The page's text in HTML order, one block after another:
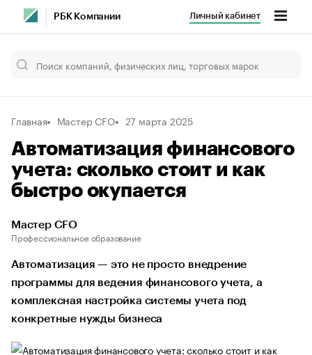
РБК Компании Личный кабинет
Главная Мастер CFO 27 марта 2025
Автоматизация финансового
учета: сколько стоит и как
быстро окупается
Мастер CFO
Профессиональное образование
Автоматизация — это не просто внедрение
программы для ведения финансового учета, а
комплексная настройка системы учета под
конкретные нужды бизнеса